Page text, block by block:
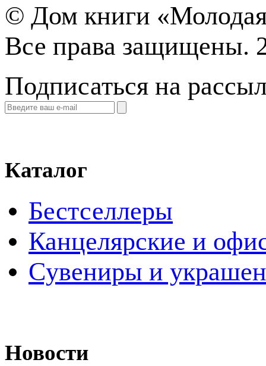
© Дом книги
Все права защищены.
Подписаться на
Каталог
Бестселлеры
Канцелярские и
Cувениры и
Новости